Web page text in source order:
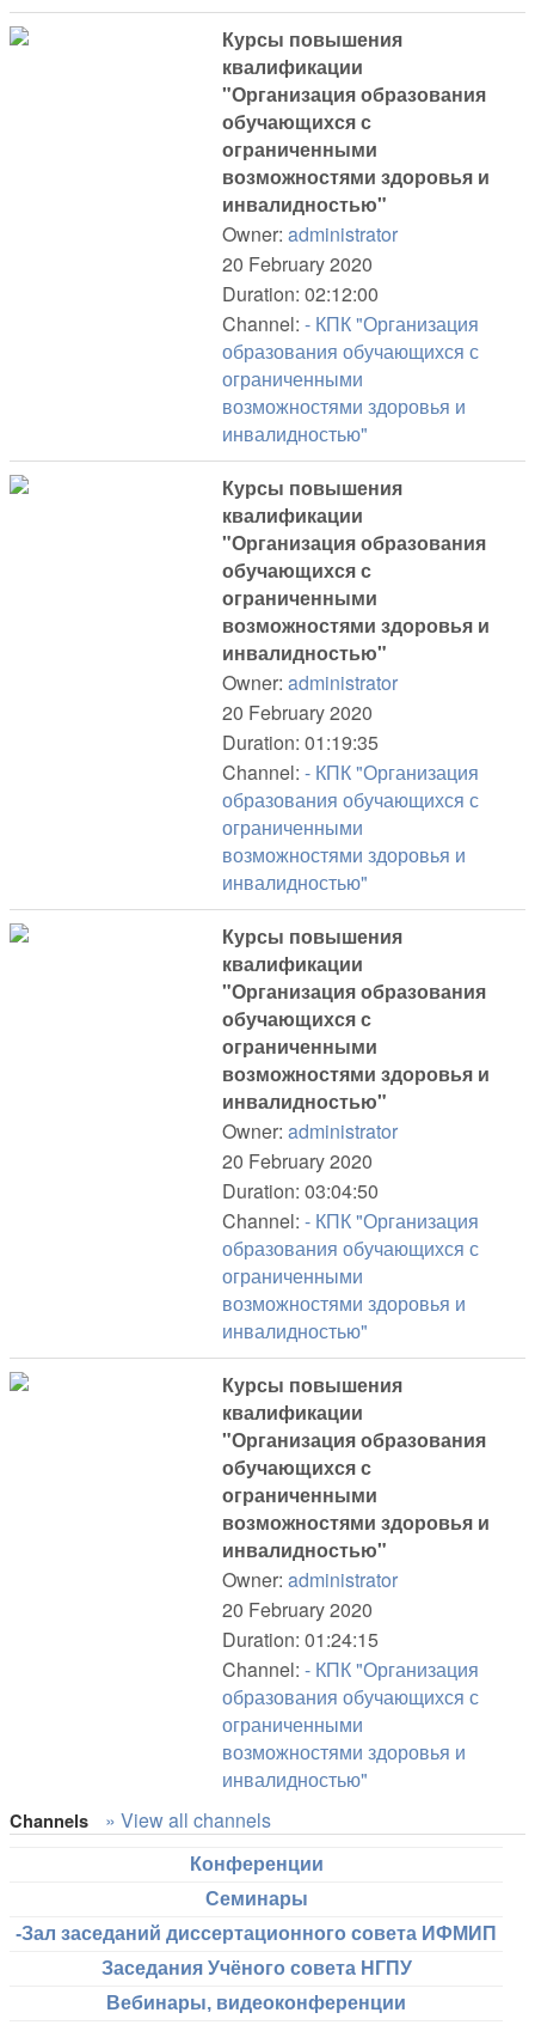
Курсы повышения
квалификации
"Организация образования
обучающихся с
ограниченными
возможностями здоровья и
инвалидностью"
Owner: administrator
20 February 2020
Duration: 02:12:00
Channel: - КПК "Организация
образования обучающихся с
ограниченными
возможностями здоровья и
инвалидностью"
Курсы повышения
квалификации
"Организация образования
обучающихся с
ограниченными
возможностями здоровья и
инвалидностью"
Owner: administrator
20 February 2020
Duration: 01:19:35
Channel: - КПК "Организация
образования обучающихся с
ограниченными
возможностями здоровья и
инвалидностью"
Курсы повышения
квалификации
"Организация образования
обучающихся с
ограниченными
возможностями здоровья и
инвалидностью"
Owner: administrator
20 February 2020
Duration: 03:04:50
Channel: - КПК "Организация
образования обучающихся с
ограниченными
возможностями здоровья и
инвалидностью"
Курсы повышения
квалификации
"Организация образования
обучающихся с
ограниченными
возможностями здоровья и
инвалидностью"
Owner: administrator
20 February 2020
Duration: 01:24:15
Channel: - КПК "Организация
образования обучающихся с
ограниченными
возможностями здоровья и
инвалидностью"
Channels » View all channels
Конференции
Семинары
-Зал заседаний диссертационного совета ИФМИП
Заседания Учёного совета НГПУ
Вебинары, видеоконференции